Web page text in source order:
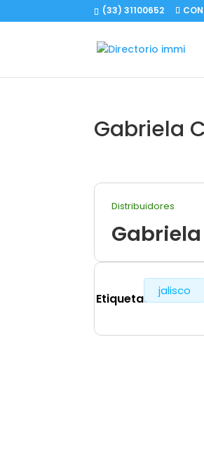
(33) 31100652
Gabriela
Distribuidores
Etiquetas
jalisco